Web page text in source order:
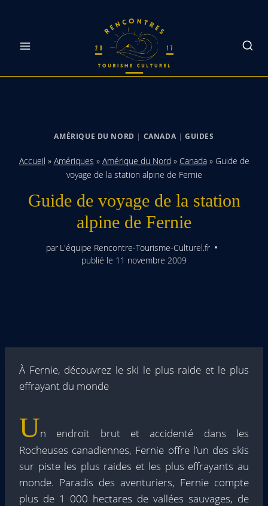
AMÉRIQUE DU NORD | CANADA |GUIDES
Accueil » Amériques » Amérique du Nord » Canada» Guide de
voyage de la station alpine de Fernie
Guide de voyage de la station
alpine de Fernie
par L'équipe Rencontre-Tourisme-Culturel.fr
publié le 11 novembre 2009
À Fernie, découvrez le ski le plus raide et le plus
effrayant du monde
Un endroit brut et accidenté dans les
Rocheuses canadiennes, Fernie offre l’un des skis
sur piste les plus raides et les plus effrayants au
monde. Paradis des aventuriers, Fernie compte
plus de 1 000 hectares de vallées sauvages, de